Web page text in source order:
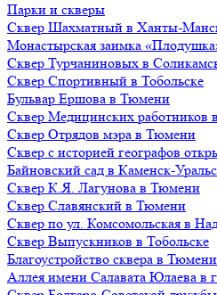
Парки и скверы
Сквер Шахматный в Ханты-
Монастырская заимка
Сквер Турчаниновых в
Сквер Спортивный в Тобольске
Бульвар Ершова в Тюмени
Сквер Медицинских работников
Сквер Отрядов мэра в Тюмени
Сквер с историей географов
Байновский сад в Каменск-
Сквер К.Я. Лагунова в Тюмени
Сквер Славянский в Тюмени
Сквер по ул. Комсомольская в
Сквер Выпускников в Тобольске
Благоустройство сквера в
Аллея имени Салавата Юлаева в